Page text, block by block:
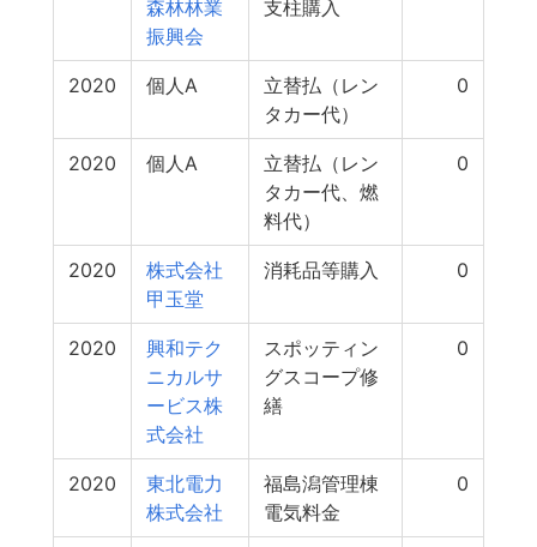
森林林業
振興会
支柱購入
2020 個人A
立替払（レン
タカー代）
0
2020 個人A
立替払（レン
タカー代、燃
料代）
0
2020
株式会社
甲玉堂
消耗品等購入 0
2020
興和テク
ニカルサ
ービス株
式会社
スポッティン
グスコープ修
繕
0
2020
東北電力
株式会社
福島潟管理棟
電気料金
0